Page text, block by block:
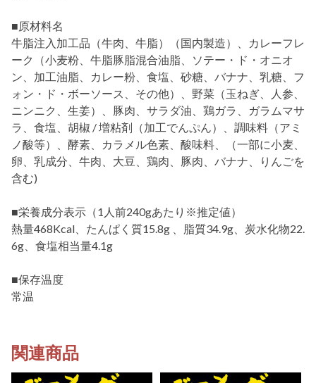
■原材料名
牛脂注入加工品（牛肉、牛脂）（国内製造）、カレーフレ
ーク（小麦粉、牛脂豚脂混合油脂、ソテー・ド・オニオ
ン、加工油脂、カレー粉、食塩、砂糖、バナナ、乳糖、フ
ォン・ド・ボーソース、その他）、野菜（玉ねぎ、人参、
ニンニク、生姜）、豚肉、サラダ油、鶏ガラ、ガラムマサ
ラ、食塩、胡椒 / 増粘剤（加工でんぷん）、調味料（アミ
ノ酸等）、酵素、カラメル色素、酸味料、（一部に小麦、
卵、乳成分、牛肉、大豆、鶏肉、豚肉、バナナ、りんごを
含む)
■栄養成分表示（1人前240gあたり※推定値）
熱量468Kcal、たんぱく質15.8g 、脂質34.9g、炭水化物22.
6g、食塩相当量4.1g
■保存温度
常温
関連商品